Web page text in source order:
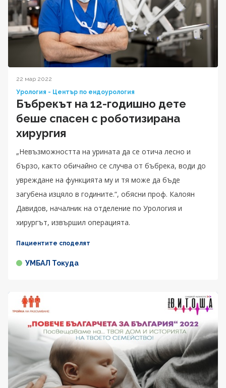
22 мар 2022
Урология - Център по ендоурология
Бъбрекът на 12-годишно дете
беше спасен с роботизирана
хирургия
„Невъзможността на урината да се отича лесно и
бързо, както обичайно се случва от бъбрека, води до
увреждане на функцията му и тя може да бъде
загубена изцяло в годините.“, обясни проф. Калоян
Давидов, началник на отделение по Урология и
хирургът, извършил операцията.
Пациентите споделят
УМБАЛ Токуда